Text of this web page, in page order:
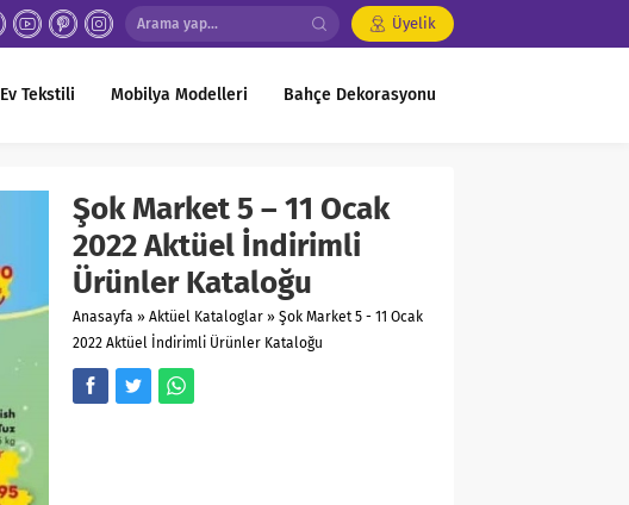
Üyelik
Ev Tekstili Mobilya Modelleri Bahçe Dekorasyonu
Şok Market 5 – 11 Ocak
2022 Aktüel İndirimli
Ürünler Kataloğu
Anasayfa » Aktüel Kataloglar » Şok Market 5 - 11 Ocak
2022 Aktüel İndirimli Ürünler Kataloğu